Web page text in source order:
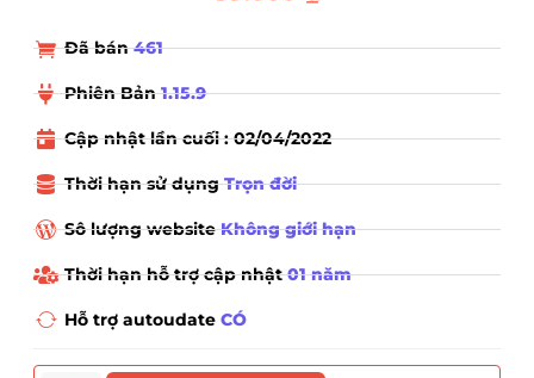
Đã bán461
Phiên Bản1.15.9
Cập nhật lần cuối : 02/04/2022
Thời hạn sử dụngTrọn đời
Sô lượng websiteKhông giới hạn
Thời hạn hỗ trợ cập nhật01 năm
Hỗ trợ autoudateCÓ